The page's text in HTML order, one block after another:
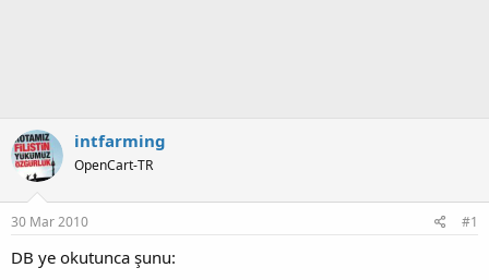
intfarming
OpenCart-TR
30 Mar 2010 #1
DB ye okutunca şunu: